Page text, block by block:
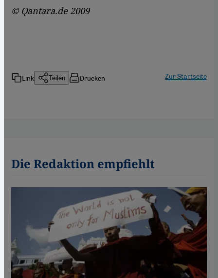
© Qantara.de 2009
Link Teilen Drucken Zur Startseite
Die Redaktion empfiehlt